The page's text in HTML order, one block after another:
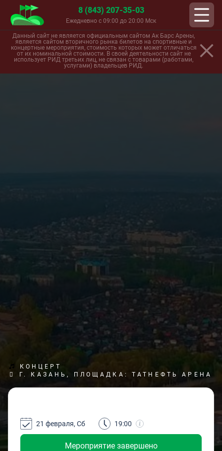
8 (843) 207-35-03
Ежедневно с 09:00 до 20:00 Мск
Данный сайт не является официальным сайтом Ак Барс Арены,
является сайтом вторичного рынка билетов на спортивные и
концертные мероприятия, стоимость которых может отличаться
от их номинальной стоимости. В своей деятельности сайт не
использует РИД третьих лиц, не связан с товарами (работами,
услугами) владельцев РИД.
КОНЦЕРТ
Г. КАЗАНЬ, ПЛОЩАДКА: ТАТНЕФТЬ АРЕНА
Мероприятие завершено
21 февраля, Сб 19:00